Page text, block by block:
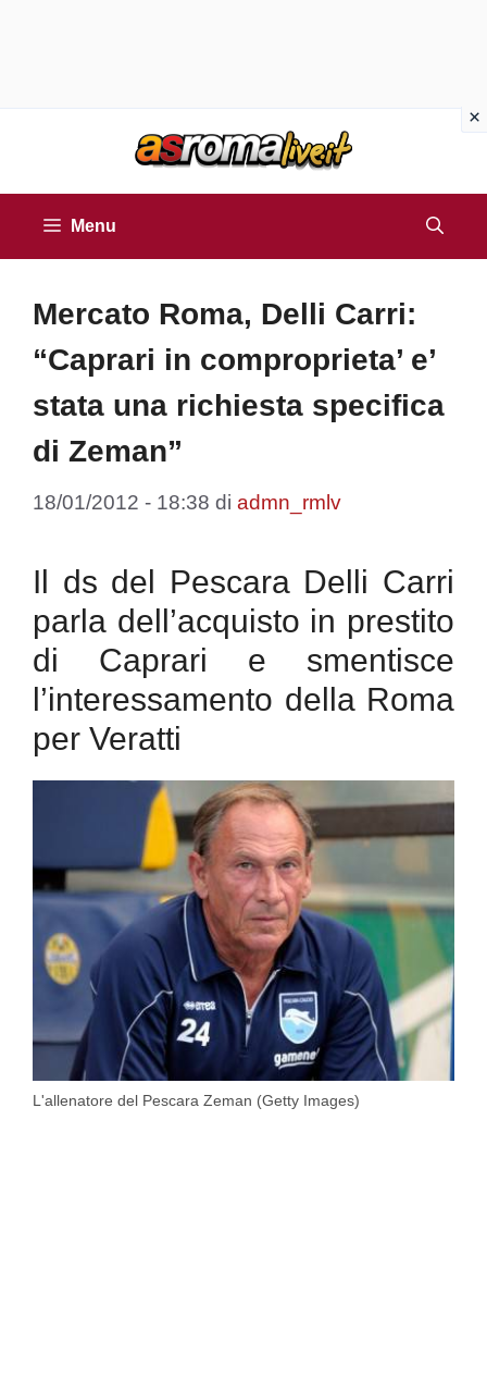
Menu
Mercato Roma, Delli Carri:
“Caprari in comproprieta’ e’
stata una richiesta specifica
di Zeman”
18/01/2012 - 18:38 di admn_rmlv
Il ds del Pescara Delli Carri
parla dell’acquisto in prestito
di Caprari e smentisce
l’interessamento della Roma
per Veratti
L'allenatore del Pescara Zeman (Getty Images)